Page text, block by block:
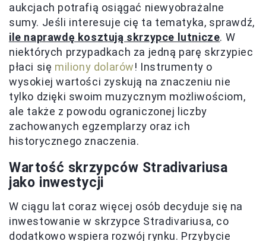
aukcjach potrafią osiągać niewyobrażalne
sumy. Jeśli interesuje cię ta tematyka, sprawdź,
ile naprawdę kosztują skrzypce lutnicze. W
niektórych przypadkach za jedną parę skrzypiec
płaci się miliony dolarów! Instrumenty o
wysokiej wartości zyskują na znaczeniu nie
tylko dzięki swoim muzycznym możliwościom,
ale także z powodu ograniczonej liczby
zachowanych egzemplarzy oraz ich
historycznego znaczenia.
Wartość skrzypców Stradivariusa
jako inwestycji
W ciągu lat coraz więcej osób decyduje się na
inwestowanie w skrzypce Stradivariusa, co
dodatkowo wspiera rozwój rynku. Przybycie